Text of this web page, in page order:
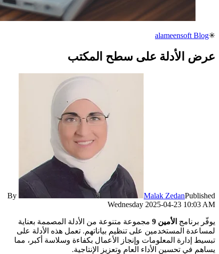
✳
alameensoft Blog
عرض الأدلة على سطح المكتب
By Malak ZedanPublished
Wednesday 2025-04-23 10:03 AM
يوفّر برنامج الأمين 9
مجموعة متنوعة من الأدلة المصممة بعناية
لمساعدة المستخدمين على تنظيم بياناتهم. تعمل هذه الأدلة على
تبسيط إدارة المعلومات وإنجاز الأعمال بكفاءة وسلاسة أكبر، مما
يساهم في تحسين الأداء العام وتعزيز الإنتاجية.